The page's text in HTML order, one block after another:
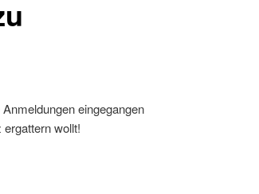
eingegangen
wollt!